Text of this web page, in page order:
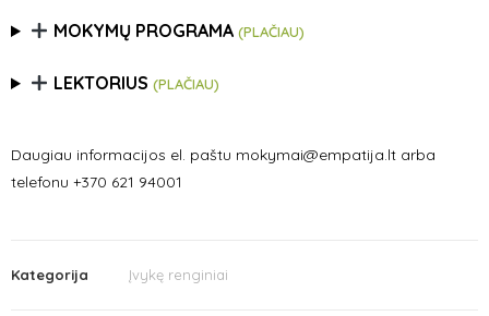
MOKYMŲ PROGRAMA(PLAČIAU)
LEKTORIUS(PLAČIAU)
Daugiau informacijos el. paštu mokymai@empatija.lt arba
telefonu +370 621 94001
Kategorija Įvykę renginiai